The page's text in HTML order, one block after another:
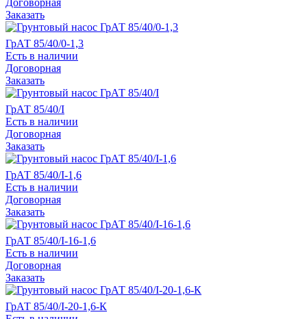
Договорная
Заказать
ГрАТ 85/40/0-1,3
Есть в наличии
Договорная
Заказать
ГрАТ 85/40/I
Есть в наличии
Договорная
Заказать
ГрАТ 85/40/I-1,6
Есть в наличии
Договорная
Заказать
ГрАТ 85/40/I-16-1,6
Есть в наличии
Договорная
Заказать
ГрАТ 85/40/I-20-1,6-К